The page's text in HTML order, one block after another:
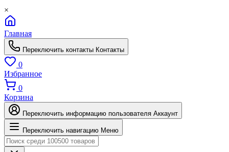
×
Главная
Переключить контакты Контакты
0
Избранное
0
Корзина
Переключить информацию пользователя Аккаунт
Переключить навигацию Меню